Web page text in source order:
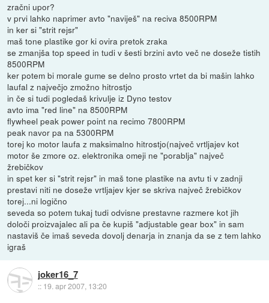
zračni upor?
v prvi lahko naprimer avto "naviješ" na reciva 8500RPM
in ker si "strit rejsr"
maš tone plastike gor ki ovira pretok zraka
se zmanjša top speed in tudi v šesti brzini avto več ne doseže tistih
8500RPM
ker potem bi morale gume se delno prosto vrtet da bi mašin lahko
laufal z največjo zmožno hitrostjo
in če si tudi pogledaš krivulje iz Dyno testov
avto ima "red line" na 8500RPM
flywheel peak power point na recimo 7800RPM
peak navor pa na 5300RPM
torej ko motor laufa z maksimalno hitrostjo(največ vrtljajev kot
motor še zmore oz. elektronika omeji ne "porablja" največ
žrebičkov
in spet ker si "strit rejsr" in maš tone plastike na avtu ti v zadnji
prestavi niti ne doseže vrtljajev kjer se skriva največ žrebičkov
torej...ni logično
seveda so potem tukaj tudi odvisne prestavne razmere kot jih
določi proizvajalec ali pa če kupiš "adjustable gear box" in sam
nastaviš če imaš seveda dovolj denarja in znanja da se z tem lahko
igraš
joker16_7
:: 19. apr 2007, 13:20